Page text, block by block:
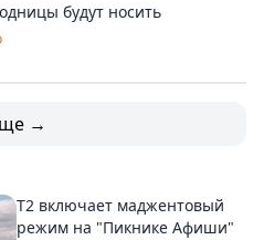
будут носить
→
Т2 включает маджентовый
режим на "Пикнике Афиши"